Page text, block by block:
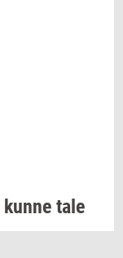
kunne tale